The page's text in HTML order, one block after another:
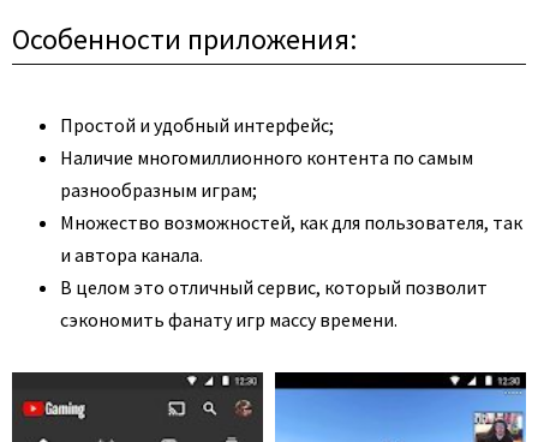
Особенности приложения:
Простой и удобный интерфейс;
Наличие многомиллионного контента по самым
разнообразным играм;
Множество возможностей, как для пользователя, так
и автора канала.
В целом это отличный сервис, который позволит
сэкономить фанату игр массу времени.